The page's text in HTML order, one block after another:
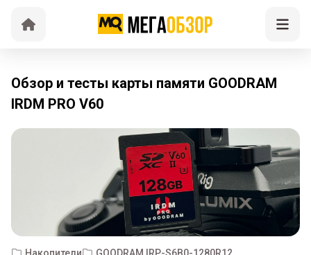
Обзор и тесты карты памяти GOODRAM
IRDM PRO V60
Накопители GOODRAM IRP-S6B0-1280R12